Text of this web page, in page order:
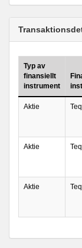
Typ av
finansiellt
instrument
Aktie
Aktie
Aktie